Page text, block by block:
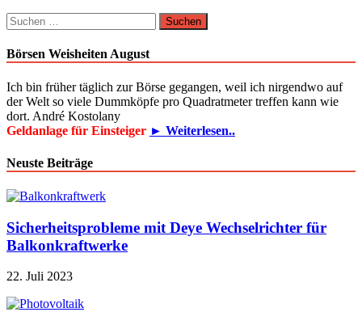
Suchen
nach:
Börsen Weisheiten August
Ich bin früher täglich zur Börse gegangen, weil ich nirgendwo auf
der Welt so viele Dummköpfe pro Quadrat­meter treffen kann wie
dort. André Kostolany
Geldanlage für Einsteiger ► Weiterlesen..
Neuste Beiträge
Sicherheitsprobleme mit Deye Wechselrichter für
Balkonkraftwerke
22. Juli 2023